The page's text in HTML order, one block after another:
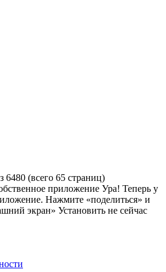
6480 (всего 65 страниц)
приложение Ура! Теперь у
Нажмите «поделиться» и
экран» Установить не сейчас